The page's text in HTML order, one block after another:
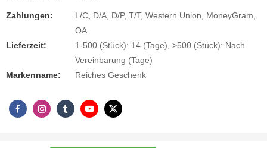
Zahlungen:
L/C, D/A, D/P, T/T, Western Union, MoneyGram,
OA
Lieferzeit:
1-500 (Stück): 14 (Tage), >500 (Stück): Nach
Vereinbarung (Tage)
Markenname:
Reiches Geschenk